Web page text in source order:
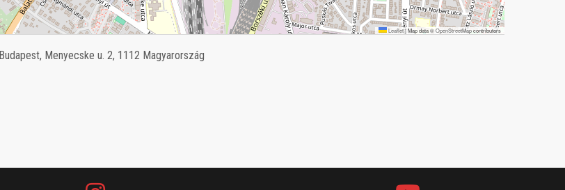
Leaflet|Map data ©OpenStreetMapcontributors
Budapest, Menyecske u. 2, 1112 Magyarország